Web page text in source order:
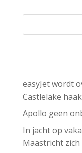
easyJet wordt
Castlelake
Apollo geen
In jacht op
Maastricht zich